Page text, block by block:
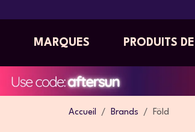
MARQUES PRODUITS
Accueil Brands Föld